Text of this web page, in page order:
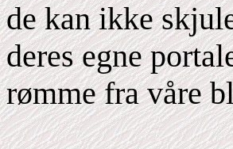
de kan ikke
deres egne
rømme fra våre